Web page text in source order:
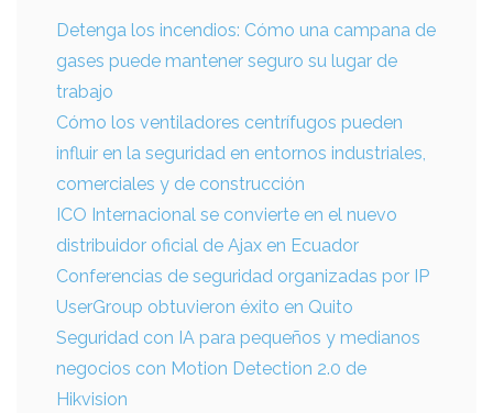
Detenga los incendios: Cómo una campana de
gases puede mantener seguro su lugar de
trabajo
Cómo los ventiladores centrífugos pueden
influir en la seguridad en entornos industriales,
comerciales y de construcción
ICO Internacional se convierte en el nuevo
distribuidor oficial de Ajax en Ecuador
Conferencias de seguridad organizadas por IP
UserGroup obtuvieron éxito en Quito
Seguridad con IA para pequeños y medianos
negocios con Motion Detection 2.0 de
Hikvision